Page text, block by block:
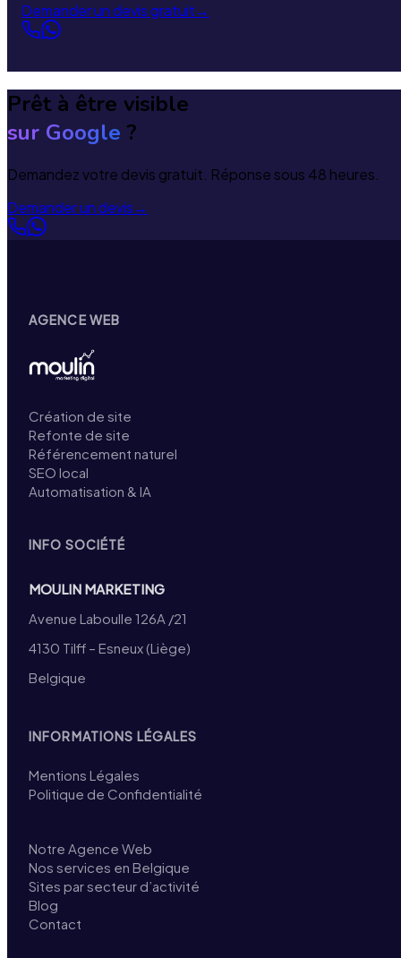
Demander un devis gratuit→
Prêt à être visible
sur Google ?
Demandez votre devis gratuit. Réponse sous 48 heures.
Demander un devis→
AGENCE WEB
Création de site
Refonte de site
Référencement naturel
SEO local
Automatisation & IA
INFO SOCIÉTÉ
MOULIN MARKETING
Avenue Laboulle 126A /21
4130 Tilff – Esneux (Liège)
Belgique
INFORMATIONS LÉGALES
Mentions Légales
Politique de Confidentialité
Notre Agence Web
Nos services en Belgique
Sites par secteur d’activité
Blog
Contact